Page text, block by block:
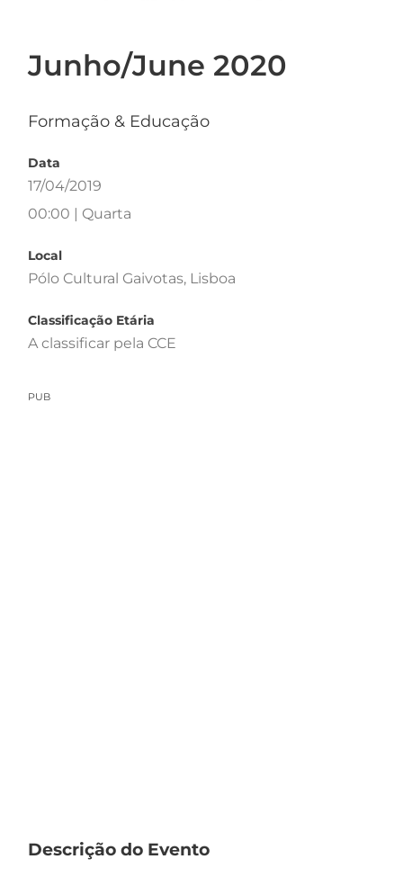
Junho/June 2020
Formação & Educação
Data
17/04/2019
00:00 | Quarta
Local
Pólo Cultural Gaivotas, Lisboa
Classificação Etária
A classificar pela CCE
PUB
Descrição do Evento